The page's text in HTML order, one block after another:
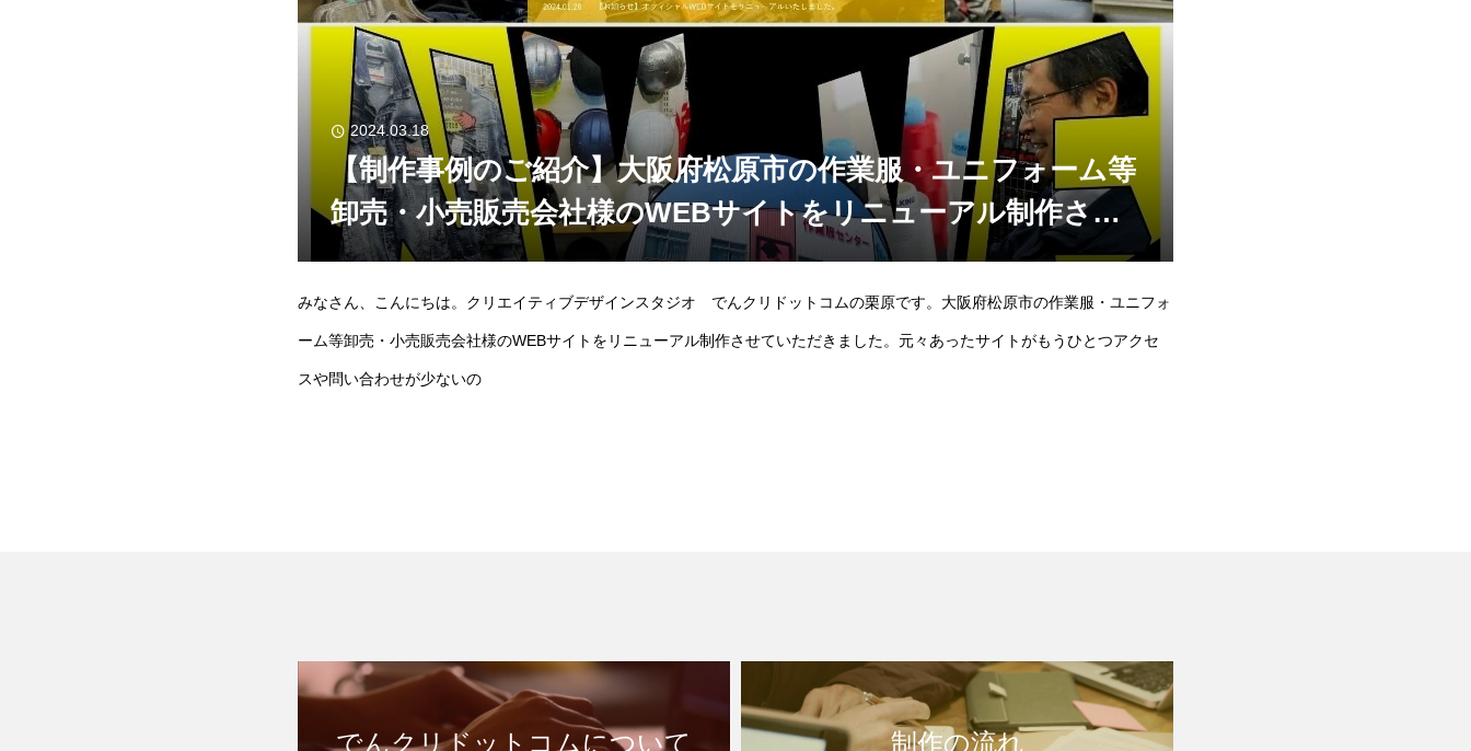
2024.03.18
【制作事例のご紹介】大阪府松原市の作業服・ユニフォーム等
卸売・小売販売会社様のWEBサイトをリニューアル制作させ
ていただきました。
みなさん、こんにちは。クリエイティブデザインスタジオ でんクリドットコムの栗原です。大阪府松原市の作業服・ユニフォ
ーム等卸売・小売販売会社様のWEBサイトをリニューアル制作させていただきました。元々あったサイトがもうひとつアクセ
スや問い合わせが少ないの
でんクリドットコムについて 制作の流れ